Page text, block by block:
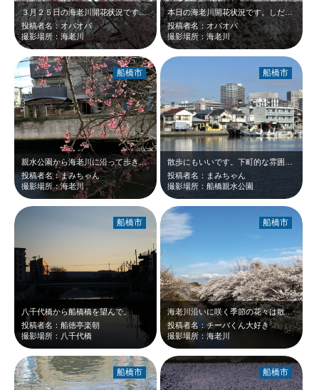
３月２５日の海老川開花状況です。しだれ桜は満開でした。
投稿者名：オバオバ
撮影場所：海老川
本日の海老川開花状況です。しだれ桜は満開でした。
投稿者名：オバオバ
撮影場所：海老川
親水公園から海老川に沿って歩きました♪
投稿者名：まみちゃん
撮影場所：海老川
船橋市
投稿者名：まみちゃん
撮影場所：船橋親水公園
船橋市
八千代橋から船橋橋を望んで。
投稿者名：船徳亭楽朝
撮影場所：八千代橋
船橋市
海老川沿いに咲く季節の花々は散歩やランニングをする人々の心を潤し癒してくれます…
投稿者名：チーバくん大好き
撮影場所：海老川
船橋市
船橋市 船橋市